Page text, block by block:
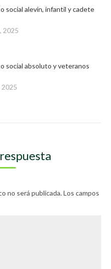
social alevín, infantil y cadete
2025
social absoluto y veteranos
no será publicada. Los campos